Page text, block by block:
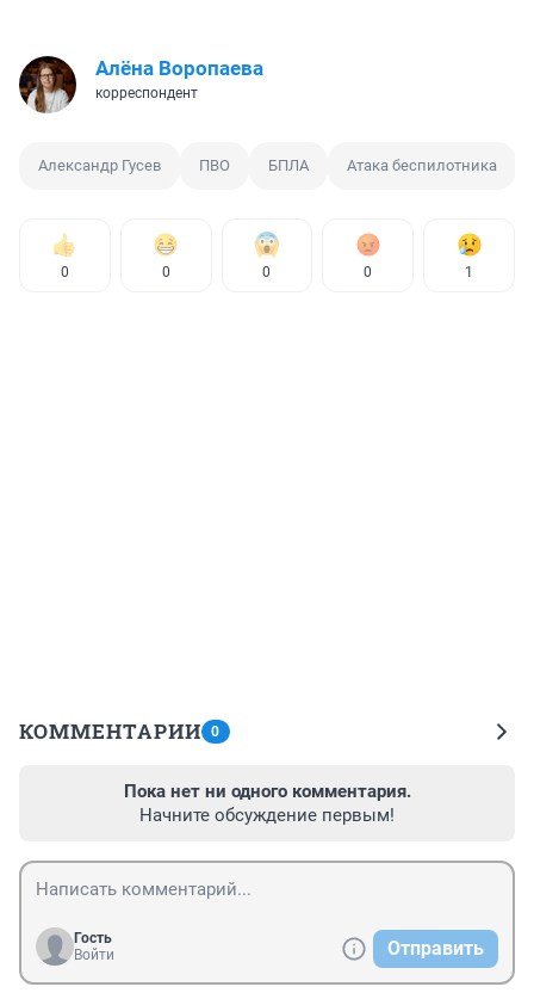
Алёна Воропаева
корреспондент
Александр Гусев ПВО БПЛА Атака беспилотника
0 0 0 0 1
КОММЕНТАРИИ 0
Пока нет ни одного комментария.
Начните обсуждение первым!
Гость
Войти
Отправить